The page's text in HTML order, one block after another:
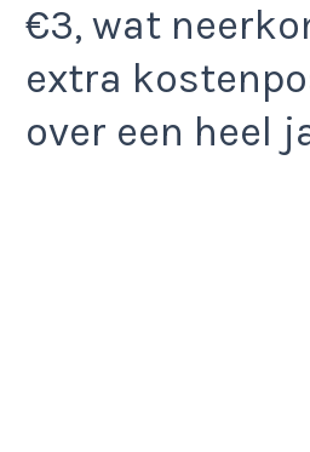
€3, wat
extra
over een heel